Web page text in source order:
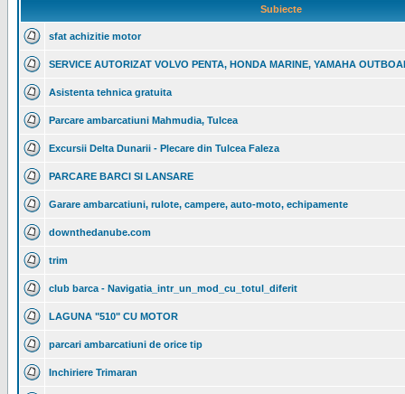
Subiecte
sfat achizitie motor
SERVICE AUTORIZAT VOLVO PENTA, HONDA MARINE, YAMAHA
Asistenta tehnica gratuita
Parcare ambarcatiuni Mahmudia, Tulcea
Excursii Delta Dunarii - Plecare din Tulcea Faleza
PARCARE BARCI SI LANSARE
Garare ambarcatiuni, rulote, campere, auto-moto, echipamente
downthedanube.com
trim
club barca - Navigatia_intr_un_mod_cu_totul_diferit
LAGUNA "510" CU MOTOR
parcari ambarcatiuni de orice tip
Inchiriere Trimaran